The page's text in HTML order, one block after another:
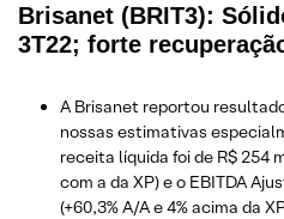
Brisanet (BRIT3):
3T22; forte
A Brisanet reportou
nossas estimativas
receita líquida foi de R$ 254
com a da XP) e o EBITDA
(+60,3% A/A e 4% acima da